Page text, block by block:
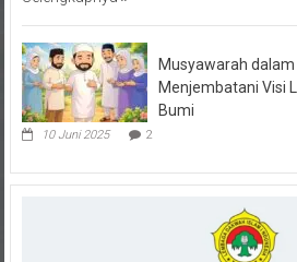
Menjembatani Visi
Bumi
10 Juni 2025 2